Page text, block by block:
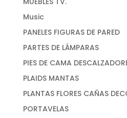
Music
PANELES FIGURAS DE PARED
PARTES DE LÁMPARAS
PIES DE CAMA
PLAIDS MANTAS
PLANTAS FLORES CAÑAS
PORTAVELAS